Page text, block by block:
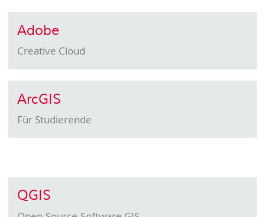
Adobe
Creative Cloud
ArcGIS
Für Studierende
QGIS